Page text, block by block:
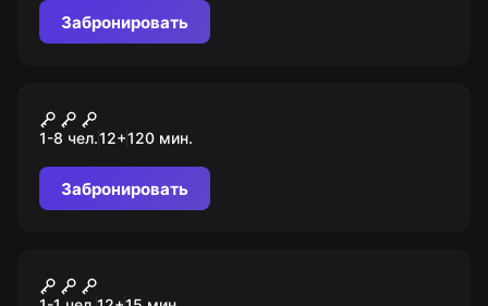
Забронировать
Клад
1-8 чел.12+120 мин.
Забронировать
I Expect You to Die